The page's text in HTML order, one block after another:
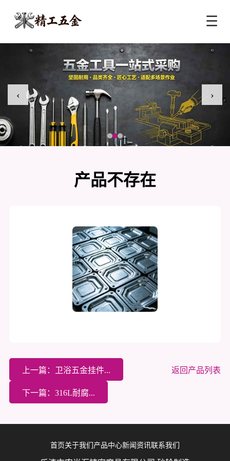
☰
‹ ›
产品不存在
上一篇：卫浴五金挂件... 返回产品列表
下一篇：316L耐腐...
首页 关于我们 产品中心新闻资讯联系我们